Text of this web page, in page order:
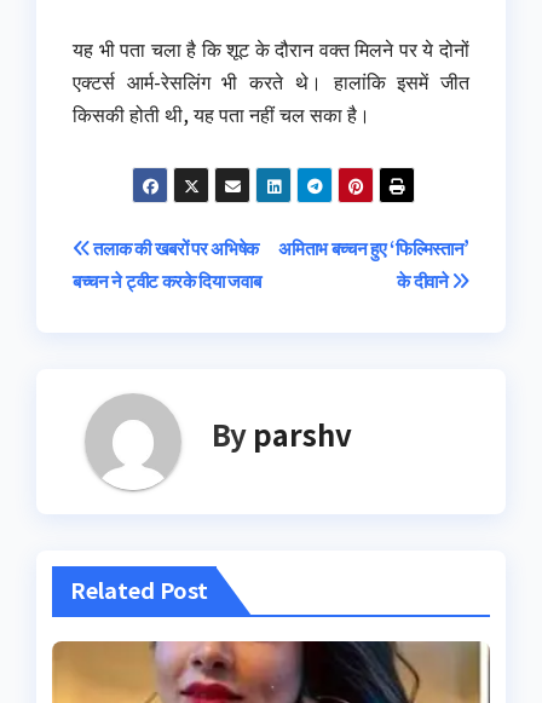
यह भी पता चला है कि शूट के दौरान वक्त मिलने पर ये दोनों
एक्टर्स आर्म-रेसलिंग भी करते थे। हालांकि इसमें जीत
किसकी होती थी, यह पता नहीं चल सका है।
Post
navigation
अमिताभ बच्चन हुए ‘फिल्मिस्तान’
के दीवाने
तलाक की खबरों पर अभिषेक
बच्चन ने ट्वीट करके दिया जवाब
By parshv
Related Post